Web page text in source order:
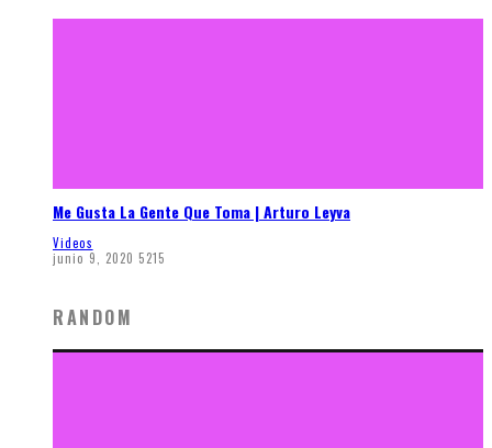
Me Gusta La Gente Que Toma | Arturo Leyva
Videos
junio 9, 2020 5215
RANDOM